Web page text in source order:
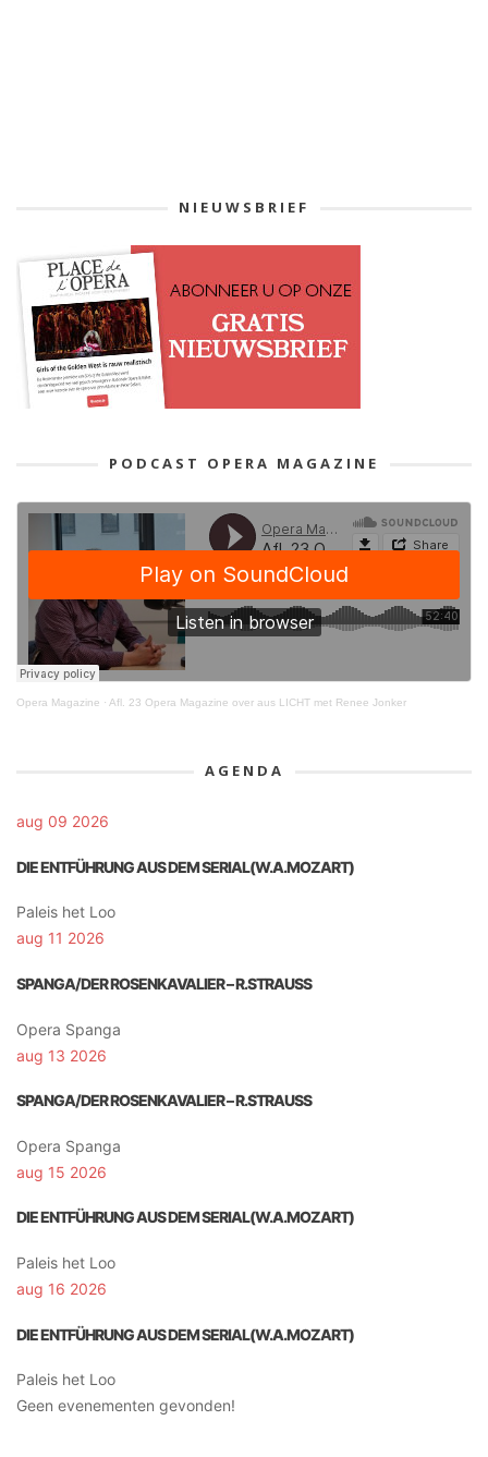
NIEUWSBRIEF
PODCAST OPERA MAGAZINE
Opera Magazine · Afl. 23 Opera Magazine over aus LICHT met Renee Jonker
AGENDA
aug 09 2026
DIE ENTFÜHRUNG AUS DEM SERIAL(W.A.MOZART)
Paleis het Loo
aug 11 2026
SPANGA/DER ROSENKAVALIER – R.STRAUSS
Opera Spanga
aug 13 2026
SPANGA/DER ROSENKAVALIER – R.STRAUSS
Opera Spanga
aug 15 2026
DIE ENTFÜHRUNG AUS DEM SERIAL(W.A.MOZART)
Paleis het Loo
aug 16 2026
DIE ENTFÜHRUNG AUS DEM SERIAL(W.A.MOZART)
Paleis het Loo
Geen evenementen gevonden!